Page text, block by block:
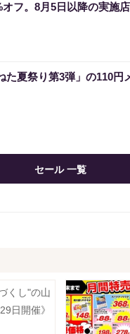
フ。8月5日以降の実施
た夏祭り第3弾」の110
セール 一覧
くし"の山
日開催》